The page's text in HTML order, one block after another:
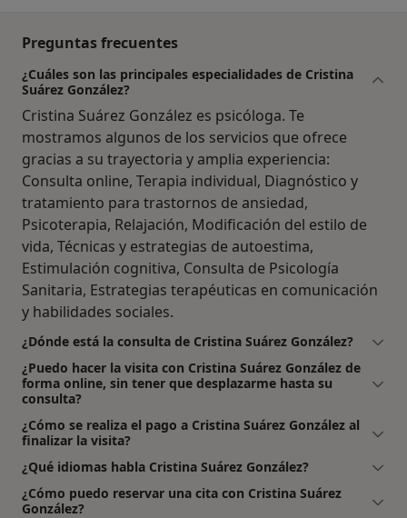
Preguntas frecuentes
¿Cuáles son las principales especialidades de Cristina
Suárez González?
Cristina Suárez González es psicóloga. Te
mostramos algunos de los servicios que ofrece
gracias a su trayectoria y amplia experiencia:
Consulta online, Terapia individual, Diagnóstico y
tratamiento para trastornos de ansiedad,
Psicoterapia, Relajación, Modificación del estilo de
vida, Técnicas y estrategias de autoestima,
Estimulación cognitiva, Consulta de Psicología
Sanitaria, Estrategias terapéuticas en comunicación
y habilidades sociales.
¿Dónde está la consulta de Cristina Suárez González?
¿Puedo hacer la visita con Cristina Suárez González de
forma online, sin tener que desplazarme hasta su
consulta?
¿Cómo se realiza el pago a Cristina Suárez González al
finalizar la visita?
¿Qué idiomas habla Cristina Suárez González?
¿Cómo puedo reservar una cita con Cristina Suárez
González?